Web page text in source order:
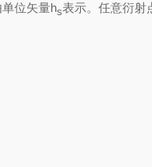
位矢量hs表示。任意衍射